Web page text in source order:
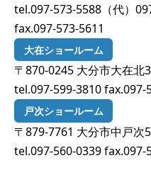
tel.097-573-5588（代）
fax.097-573-5611
大在ショールーム
〒870-0245 大分市大在北
tel.097-599-3810 fax.097-
戸次ショールーム
〒879-7761 大分市中戸次
tel.097-560-0339 fax.097-